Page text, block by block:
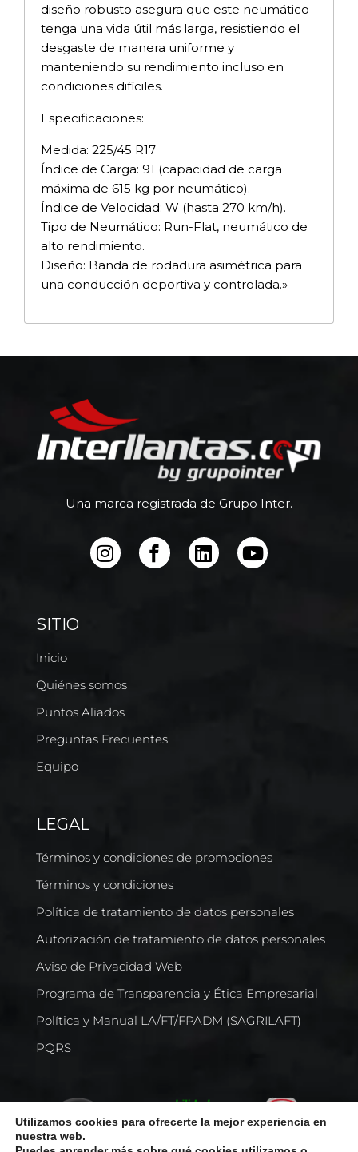
diseño robusto asegura que este neumático
tenga una vida útil más larga, resistiendo el
desgaste de manera uniforme y
manteniendo su rendimiento incluso en
condiciones difíciles.
Especificaciones:
Medida: 225/45 R17
Índice de Carga: 91 (capacidad de carga
máxima de 615 kg por neumático).
Índice de Velocidad: W (hasta 270 km/h).
Tipo de Neumático: Run-Flat, neumático de
alto rendimiento.
Diseño: Banda de rodadura asimétrica para
una conducción deportiva y controlada.»
Una marca registrada de Grupo Inter.
SITIO
Inicio
Quiénes somos
Puntos Aliados
Preguntas Frecuentes
Equipo
LEGAL
Términos y condiciones de promociones
Términos y condiciones
Política de tratamiento de datos personales
Autorización de tratamiento de datos personales
Aviso de Privacidad Web
Programa de Transparencia y Ética Empresarial
Política y Manual LA/FT/FPADM (SAGRILAFT)
PQRS
Utilizamos cookies para ofrecerte la mejor experiencia en
nuestra web.